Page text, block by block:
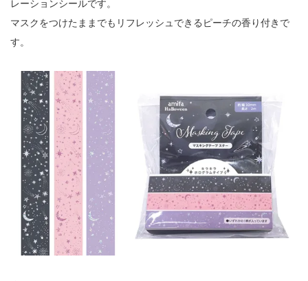
レーションシールです。
マスクをつけたままでもリフレッシュできるピーチの香り付きで
す。